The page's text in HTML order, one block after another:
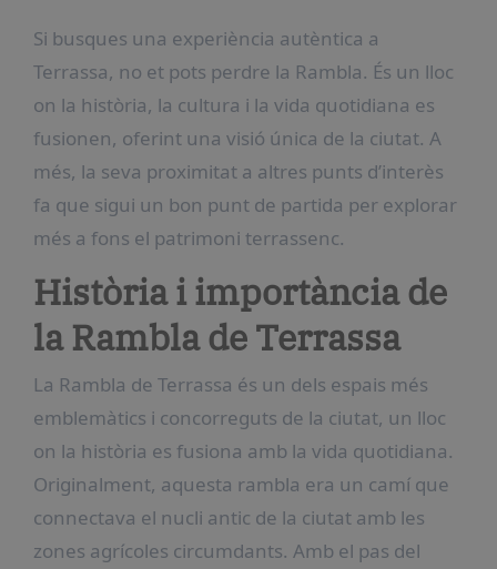
Si busques una experiència autèntica a
Terrassa, no et pots perdre la Rambla. És un lloc
on la història, la cultura i la vida quotidiana es
fusionen, oferint una visió única de la ciutat. A
més, la seva proximitat a altres punts d’interès
fa que sigui un bon punt de partida per explorar
més a fons el patrimoni terrassenc.
Història i importància de
la Rambla de Terrassa
La Rambla de Terrassa és un dels espais més
emblemàtics i concorreguts de la ciutat, un lloc
on la història es fusiona amb la vida quotidiana.
Originalment, aquesta rambla era un camí que
connectava el nucli antic de la ciutat amb les
zones agrícoles circumdants. Amb el pas del